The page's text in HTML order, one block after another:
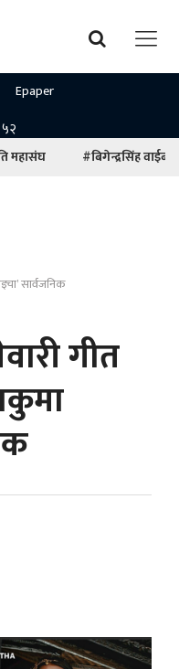
Epaper
महासंघ #बिगेन्द्रसिंह वाईबा
सार्वजनिक
गीत